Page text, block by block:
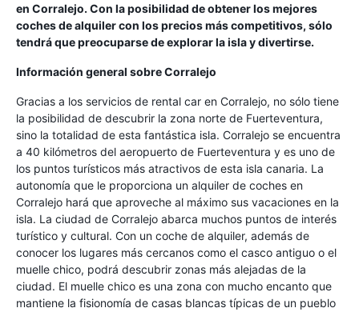
en Corralejo. Con la posibilidad de obtener los mejores
coches de alquiler con los precios más competitivos, sólo
tendrá que preocuparse de explorar la isla y divertirse.
Información general sobre Corralejo
Gracias a los servicios de rental car en Corralejo, no sólo tiene
la posibilidad de descubrir la zona norte de Fuerteventura,
sino la totalidad de esta fantástica isla. Corralejo se encuentra
a 40 kilómetros del aeropuerto de Fuerteventura y es uno de
los puntos turísticos más atractivos de esta isla canaria. La
autonomía que le proporciona un alquiler de coches en
Corralejo hará que aproveche al máximo sus vacaciones en la
isla. La ciudad de Corralejo abarca muchos puntos de interés
turístico y cultural. Con un coche de alquiler, además de
conocer los lugares más cercanos como el casco antiguo o el
muelle chico, podrá descubrir zonas más alejadas de la
ciudad. El muelle chico es una zona con mucho encanto que
mantiene la fisionomía de casas blancas típicas de un pueblo